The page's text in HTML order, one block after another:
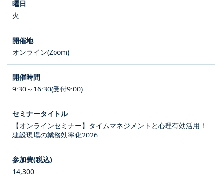
火
オンライン(Zoom)
9:30～16:30(受付9:00)
【オンラインセミナー】タイムマネジメントと心理有効活用！
建設現場の業務効率化2026
14,300